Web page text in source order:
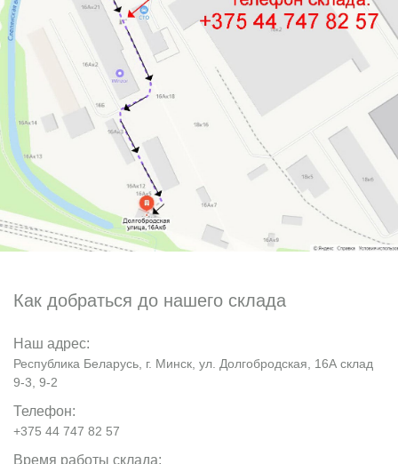
Как добраться до нашего склада
Наш адрес:
Республика Беларусь, г. Минск, ул. Долгобродская, 16А склад
9-3, 9-2
Телефон:
+375 44 747 82 57
Время работы склада: